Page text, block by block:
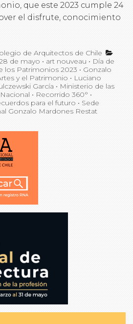
que este 2023 cumple 24
el disfrute, conocimiento
de Arquitectos de Chile
de mayo • art nouveau • Día de
los Patrimonios 2023 • Gonzalo
y el Patrimonio • Luciano
García • Ministerio de las
• Recorrido 360° •
para el futuro • Sede
Gonzalo Mardones Restat